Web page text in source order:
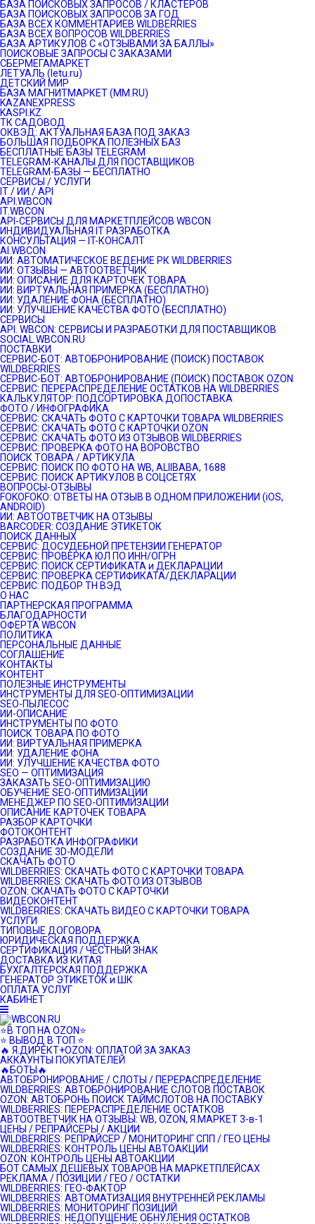
БАЗА ПОИСКОВЫХ ЗАПРОСОВ / КЛАСТЕРОВ
БАЗА ПОИСКОВЫХ ЗАПРОСОВ ЗА ГОД
БАЗА ВСЕХ КОММЕНТАРИЕВ WILDBERRIES
БАЗА ВСЕХ ВОПРОСОВ WILDBERRIES
БАЗА АРТИКУЛОВ С «ОТЗЫВАМИ ЗА БАЛЛЫ»
ПОИСКОВЫЕ ЗАПРОСЫ С ЗАКАЗАМИ
СБЕРМЕГАМАРКЕТ
ЛЕТУАЛЬ (letu.ru)
ДЕТСКИЙ МИР
БАЗА МАГНИТМАРКЕТ (MM.RU)
KAZANEXPRESS
KASPI.KZ
ТК САДОВОД
ОКВЭД: АКТУАЛЬНАЯ БАЗА ПОД ЗАКАЗ
БОЛЬШАЯ ПОДБОРКА ПОЛЕЗНЫХ БАЗ
БЕСПЛАТНЫЕ БАЗЫ TELEGRAM
TELEGRAM-КАНАЛЫ ДЛЯ ПОСТАВЩИКОВ
TELEGRAM-БАЗЫ — БЕСПЛАТНО
СЕРВИСЫ / УСЛУГИ
IT / ИИ / API
API.WBCON
IT.WBCON
API-СЕРВИСЫ ДЛЯ МАРКЕТПЛЕЙСОВ WBCON
ИНДИВИДУАЛЬНАЯ IT РАЗРАБОТКА
КОНСУЛЬТАЦИЯ — IT-КОНСАЛТ
AI.WBCON
ИИ: АВТОМАТИЧЕСКОЕ ВЕДЕНИЕ РК WILDBERRIES
ИИ: ОТЗЫВЫ — АВТООТВЕТЧИК
ИИ: ОПИСАНИЕ ДЛЯ КАРТОЧЕК ТОВАРА
ИИ: ВИРТУАЛЬНАЯ ПРИМЕРКА (БЕСПЛАТНО)
ИИ: УДАЛЕНИЕ ФОНА (БЕСПЛАТНО)
ИИ: УЛУЧШЕНИЕ КАЧЕСТВА ФОТО (БЕСПЛАТНО)
СЕРВИСЫ
API. WBCON: СЕРВИСЫ И РАЗРАБОТКИ ДЛЯ ПОСТАВЩИКОВ
SOCIAL.WBCON.RU
ПОСТАВКИ
CЕРВИС-БОТ: АВТОБРОНИРОВАНИЕ (ПОИСК) ПОСТАВОК
WILDBERRIES
СЕРВИС-БОТ: АВТОБРОНИРОВАНИЕ (ПОИСК) ПОСТАВОК OZON
СЕРВИС: ПЕРЕРАСПРЕДЕЛЕНИЕ ОСТАТКОВ НА WILDBERRIES
КАЛЬКУЛЯТОР: ПОДСОРТИРОВКА ДОПОСТАВКА
ФОТО / ИНФОГРАФИКА
СЕРВИС: СКАЧАТЬ ФОТО С КАРТОЧКИ ТОВАРА WILDBERRIES
СЕРВИС: СКАЧАТЬ ФОТО С КАРТОЧКИ OZON
СЕРВИС: СКАЧАТЬ ФОТО ИЗ ОТЗЫВОВ WILDBERRIES
СЕРВИС: ПРОВЕРКА ФОТО НА ВОРОВСТВО
ПОИСК ТОВАРА / АРТИКУЛА
СЕРВИС: ПОИСК ПО ФОТО НА WB, ALIIBABA, 1688
СЕРВИС: ПОИСК АРТИКУЛОВ В СОЦСЕТЯХ
ВОПРОСЫ-ОТЗЫВЫ
FOKOFOKO: ОТВЕТЫ НА ОТЗЫВ В ОДНОМ ПРИЛОЖЕНИИ (iOS,
ANDROID)
ИИ: АВТООТВЕТЧИК НА ОТЗЫВЫ
BARCODER: СОЗДАНИЕ ЭТИКЕТОК
ПОИСК ДАННЫХ
СЕРВИС: ДОСУДЕБНОЙ ПРЕТЕНЗИИ ГЕНЕРАТОР
СЕРВИС: ПРОВЕРКА ЮЛ ПО ИНН/ОГРН
СЕРВИС: ПОИСК СЕРТИФИКАТА и ДЕКЛАРАЦИИ
СЕРВИС: ПРОВЕРКА СЕРТИФИКАТА/ДЕКЛАРАЦИИ
СЕРВИС: ПОДБОР ТН ВЭД
О НАС
ПАРТНЕРСКАЯ ПРОГРАММА
БЛАГОДАРНОСТИ
ОФЕРТА WBCON
ПОЛИТИКА
ПЕРСОНАЛЬНЫЕ ДАННЫЕ
СОГЛАШЕНИЕ
КОНТАКТЫ
КОНТЕНТ
ПОЛЕЗНЫЕ ИНСТРУМЕНТЫ
ИНСТРУМЕНТЫ ДЛЯ SEO-ОПТИМИЗАЦИИ
SEO-ПЫЛЕСОС
ИИ-ОПИСАНИЕ
ИНСТРУМЕНТЫ ПО ФОТО
ПОИСК ТОВАРА ПО ФОТО
ИИ: ВИРТУАЛЬНАЯ ПРИМЕРКА
ИИ: УДАЛЕНИЕ ФОНА
ИИ: УЛУЧШЕНИЕ КАЧЕСТВА ФОТО
SEO — ОПТИМИЗАЦИЯ
ЗАКАЗАТЬ SEO-ОПТИМИЗАЦИЮ
ОБУЧЕНИЕ SEO-ОПТИМИЗАЦИИ
МЕНЕДЖЕР ПО SEO-ОПТИМИЗАЦИИ
ОПИСАНИЕ КАРТОЧЕК ТОВАРА
РАЗБОР КАРТОЧКИ
ФОТОКОНТЕНТ
РАЗРАБОТКА ИНФОГРАФИКИ
СОЗДАНИЕ 3D-МОДЕЛИ
СКАЧАТЬ ФОТО
WILDBERRIES: СКАЧАТЬ ФОТО С КАРТОЧКИ ТОВАРА
WILDBERRIES: СКАЧАТЬ ФОТО ИЗ ОТЗЫВОВ
OZON: СКАЧАТЬ ФОТО С КАРТОЧКИ
ВИДЕОКОНТЕНТ
WILDBERRIES: СКАЧАТЬ ВИДЕО С КАРТОЧКИ ТОВАРА
УСЛУГИ
ТИПОВЫЕ ДОГОВОРА
ЮРИДИЧЕСКАЯ ПОДДЕРЖКА
СЕРТИФИКАЦИЯ / ЧЕСТНЫЙ ЗНАК
ДОСТАВКА ИЗ КИТАЯ
БУХГАЛТЕРСКАЯ ПОДДЕРЖКА
ГЕНЕРАТОР ЭТИКЕТОК и ШК
ОПЛАТА УСЛУГ
КАБИНЕТ
⭐️В ТОП НА OZON⭐️
⭐️ ВЫВОД В ТОП ⭐️
🔥 Я.ДИРЕКТ+OZON: ОПЛАТОЙ ЗА ЗАКАЗ
АККАУНТЫ ПОКУПАТЕЛЕЙ
🔥БОТЫ🔥
АВТОБРОНИРОВАНИЕ / СЛОТЫ / ПЕРЕРАСПРЕДЕЛЕНИЕ
WILDBERRIES: АВТОБРОНИРОВАНИЕ СЛОТОВ ПОСТАВОК
OZON: АВТОБРОНЬ ПОИСК ТАЙМСЛОТОВ НА ПОСТАВКУ
WILDBERRIES: ПЕРЕРАСПРЕДЕЛЕНИЕ ОСТАТКОВ
АВТООТВЕТЧИК НА ОТЗЫВЫ: WB, OZON, Я.МАРКЕТ 3-в-1
ЦЕНЫ / РЕПРАЙСЕРЫ / АКЦИИ
WILDBERRIES: РЕПРАЙСЕР / МОНИТОРИНГ СПП / ГЕО ЦЕНЫ
WILDBERRIES: КОНТРОЛЬ ЦЕНЫ АВТОАКЦИИ
OZON: КОНТРОЛЬ ЦЕНЫ АВТОАКЦИИ
БОТ САМЫХ ДЕШЕВЫХ ТОВАРОВ НА МАРКЕТПЛЕЙСАХ
РЕКЛАМА / ПОЗИЦИИ / ГЕО / ОСТАТКИ
WILDBERRIES: ГЕО-ФАКТОР
WILDBERRIES: АВТОМАТИЗАЦИЯ ВНУТРЕННЕЙ РЕКЛАМЫ
WILDBERRIES: МОНИТОРИНГ ПОЗИЦИЙ
WILDBERRIES: НЕДОПУЩЕНИЕ ОБНУЛЕНИЯ ОСТАТКОВ